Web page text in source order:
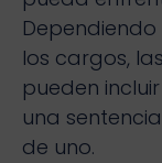
los cargos,
pueden
una
de uno.